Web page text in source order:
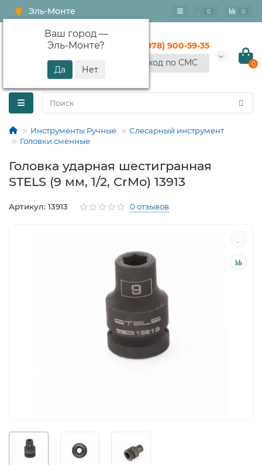
Эль-Монте
Ваш город —
Эль-Монте?
0 0
+7 (978) 900-59-35
Вход по СМС
0
Инструменты Ручные
Слесарный инструмент
Головки сменные
Головка ударная шестигранная
STELS (9 мм, 1/2, CrMo) 13913
Артикул: 13913 0 отзывов